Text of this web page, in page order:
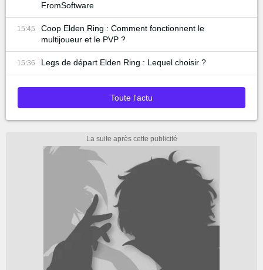
FromSoftware
15:45
Coop Elden Ring : Comment fonctionnent le
multijoueur et le PVP ?
15:36 Legs de départ Elden Ring : Lequel choisir ?
Toute l'actu